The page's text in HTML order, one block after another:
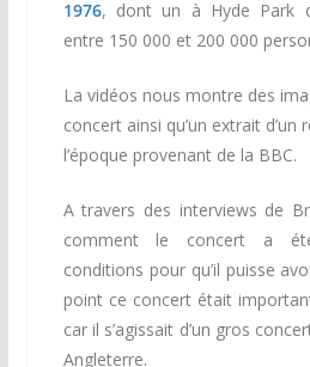
1976, dont un à Hyde Park
entre 150 000 et 200 000
La vidéos nous montre des
concert ainsi qu’un extrait d’un
l’époque provenant de la BBC.
A travers des interviews de
comment le concert a
conditions pour qu’il puisse
point ce concert était
car il s’agissait d’un gros
Angleterre.